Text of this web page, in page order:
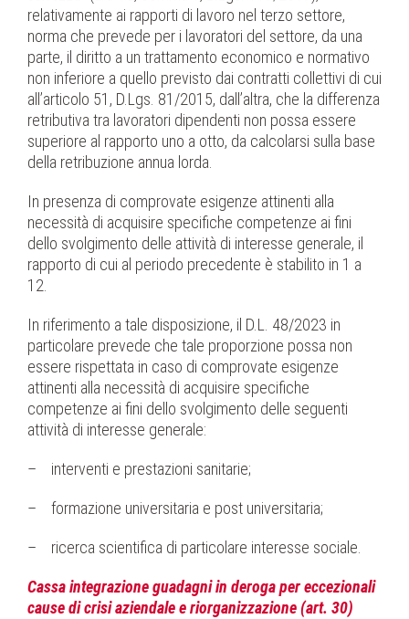
relativamente ai rapporti di lavoro nel terzo settore,
norma che prevede per i lavoratori del settore, da una
parte, il diritto a un trattamento economico e normativo
non inferiore a quello previsto dai contratti collettivi di cui
all’articolo 51, D.Lgs. 81/2015, dall’altra, che la differenza
retributiva tra lavoratori dipendenti non possa essere
superiore al rapporto uno a otto, da calcolarsi sulla base
della retribuzione annua lorda.
In presenza di comprovate esigenze attinenti alla
necessità di acquisire specifiche competenze ai fini
dello svolgimento delle attività di interesse generale, il
rapporto di cui al periodo precedente è stabilito in 1 a
12.
In riferimento a tale disposizione, il D.L. 48/2023 in
particolare prevede che tale proporzione possa non
essere rispettata in caso di comprovate esigenze
attinenti alla necessità di acquisire specifiche
competenze ai fini dello svolgimento delle seguenti
attività di interesse generale:
– interventi e prestazioni sanitarie;
– formazione universitaria e post universitaria;
– ricerca scientifica di particolare interesse sociale.
Cassa integrazione guadagni in deroga per eccezionali
cause di crisi aziendale e riorganizzazione (art. 30)